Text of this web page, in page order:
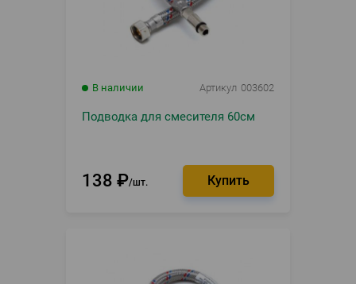
В наличии Артикул 003602
Подводка для смесителя 60см
138 ₽ шт.